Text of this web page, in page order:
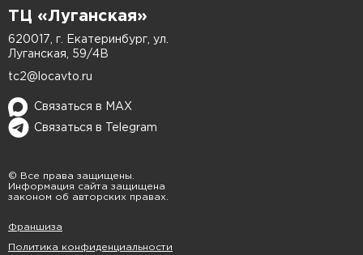
Приезжайте в LOCAUTO – вернем вашему
автомобилю безупречный вид!
ТЦ «Луганская»
620017, г. Екатеринбург, ул.
Луганская, 59/4В
tc2@locavto.ru
Связаться в MAX
Связаться в Telegram
© Все права защищены.
Информация сайта защищена
законом об авторских правах.
Франшиза
Политика конфиденциальности